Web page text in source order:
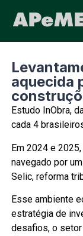
aquecida
Estudo InObra,
cada 4
Em 2024 e
navegado por
Selic, reforma
Esse ambiente
estratégia de
desafios, o